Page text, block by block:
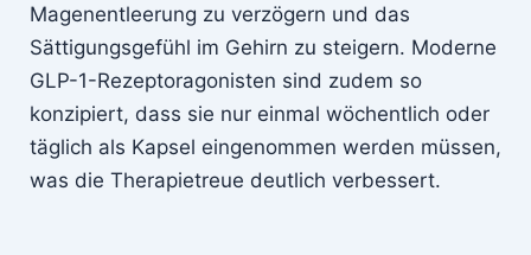
Magenentleerung zu verzögern und das
Sättigungsgefühl im Gehirn zu steigern. Moderne
GLP-1-Rezeptoragonisten sind zudem so
konzipiert, dass sie nur einmal wöchentlich oder
täglich als Kapsel eingenommen werden müssen,
was die Therapietreue deutlich verbessert.